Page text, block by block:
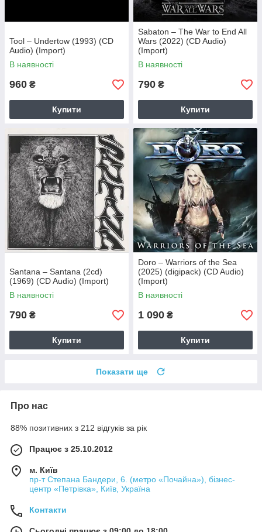
Tool – Undertow (1993) (CD
Audio) (Import)
В наявності
960 ₴
Купити
Sabaton – The War to End All
Wars (2022) (CD Audio)
(Import)
В наявності
790 ₴
Купити
Santana – Santana (2cd)
(1969) (CD Audio) (Import)
В наявності
790 ₴
Купити
Doro – Warriors of the Sea
(2025) (digipack) (CD Audio)
(Import)
В наявності
1 090 ₴
Купити
Показати ще
Про нас
88% позитивних з 212 відгуків за рік
Працює з 25.10.2012
м. Київ
пр-т Степана Бандери, 6. (метро «Почайна»), бізнес-
центр «Петрівка», Київ, Україна
Контакти